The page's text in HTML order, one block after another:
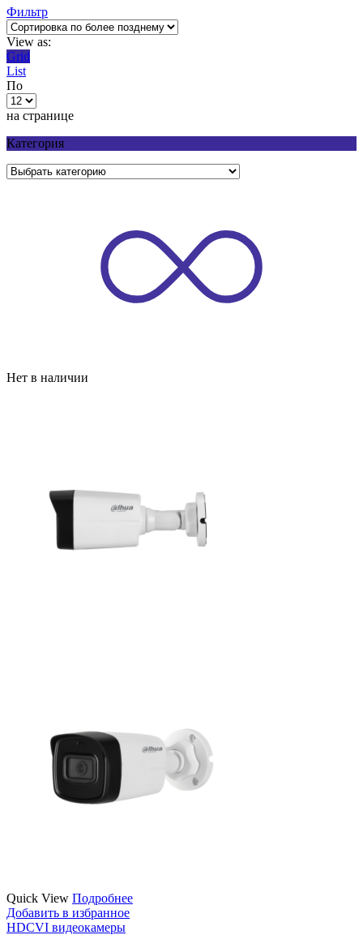
Фильтр
View as:
Grid
List
По
на странице
Категория
Нет в наличии
Quick View Подробнее
Добавить в избранное
HDCVI видеокамеры